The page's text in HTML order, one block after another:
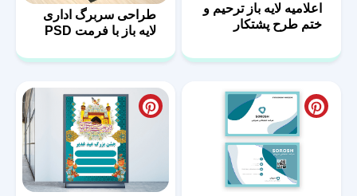
اعلامیه لایه باز ترحیم و
ختم طرح پشتکار
طراحی سربرگ اداری
لایه باز با فرمت PSD